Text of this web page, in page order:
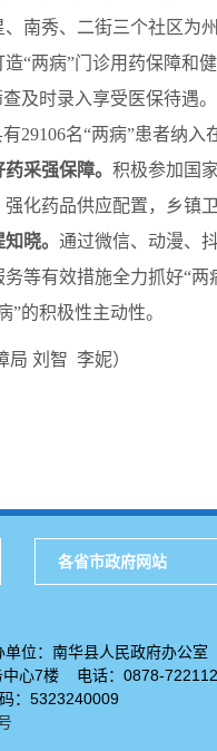
南秀、二街三个社区为
造“两病”门诊用药保障和
及时录入享受医保待遇。
29106名“两病”患者纳
药采强保障。 积极参加国
化药品供应配置，乡镇
晓。 通过微信、动漫、
等有效措施全力抓好“
的积极性主动性。
刘智 李妮）
各省市政府网站
位：南华县人民政府办公室
中心7楼 电话：0878-
：5323240009